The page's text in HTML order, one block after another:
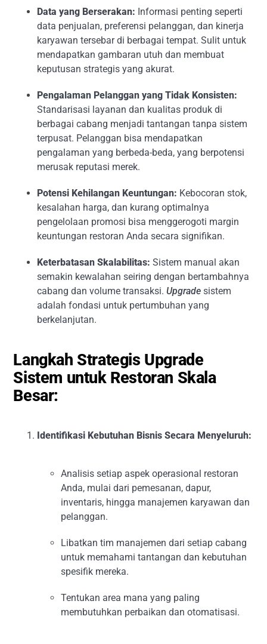
Data yang Berserakan: Informasi penting seperti
data penjualan, preferensi pelanggan, dan kinerja
karyawan tersebar di berbagai tempat. Sulit untuk
mendapatkan gambaran utuh dan membuat
keputusan strategis yang akurat.
Pengalaman Pelanggan yang Tidak Konsisten:
Standarisasi layanan dan kualitas produk di
berbagai cabang menjadi tantangan tanpa sistem
terpusat. Pelanggan bisa mendapatkan
pengalaman yang berbeda-beda, yang berpotensi
merusak reputasi merek.
Potensi Kehilangan Keuntungan: Kebocoran stok,
kesalahan harga, dan kurang optimalnya
pengelolaan promosi bisa menggerogoti margin
keuntungan restoran Anda secara signifikan.
Keterbatasan Skalabilitas: Sistem manual akan
semakin kewalahan seiring dengan bertambahnya
cabang dan volume transaksi.Upgrade sistem
adalah fondasi untuk pertumbuhan yang
berkelanjutan.
Langkah Strategis Upgrade
Sistem untuk Restoran Skala
Besar:
Identifikasi Kebutuhan Bisnis Secara Menyeluruh:
Analisis setiap aspek operasional restoran
Anda, mulai dari pemesanan, dapur,
inventaris, hingga manajemen karyawan dan
pelanggan.
Libatkan tim manajemen dari setiap cabang
untuk memahami tantangan dan kebutuhan
spesifik mereka.
Tentukan area mana yang paling
membutuhkan perbaikan dan otomatisasi.